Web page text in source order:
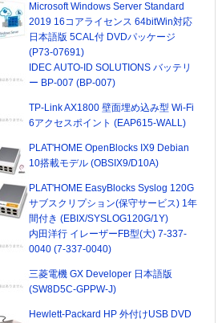
Microsoft Windows Server Standard
2019 16コアライセンス 64bitWin対応
日本語版 5CAL付 DVDパッケージ
(P73-07691)
IDEC AUTO-ID SOLUTIONS バッテリ
ー BP-007 (BP-007)
TP-Link AX1800 壁面埋め込み型 Wi-Fi
6アクセスポイント (EAP615-WALL)
PLAT'HOME OpenBlocks IX9 Debian
10搭載モデル (OBSIX9/D10A)
PLAT'HOME EasyBlocks Syslog 120G
サブスクリプション(保守サービス) 1年
間付き (EBIX/SYSLOG120G/1Y)
内田洋行 イレーザーFB型(大) 7-337-
0040 (7-337-0040)
三菱電機 GX Developer 日本語版
(SW8D5C-GPPW-J)
Hewlett-Packard HP 外付けUSB DVD